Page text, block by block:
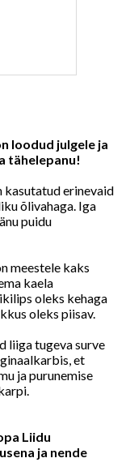
loodud julgele ja
tähelepanu!
kasutatud erinevaid
õlivahaga. Iga
puidu
meestele kaks
kaela
oleks kehaga
oleks piisav.
liiga tugeva surve
et
ja purunemise
Liidu
ja nende